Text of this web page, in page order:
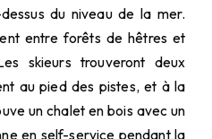
du niveau de la mer.
entre forêts de hêtres et
skieurs trouveront deux
au pied des pistes, et à la
un chalet en bois avec un
en self-service pendant la